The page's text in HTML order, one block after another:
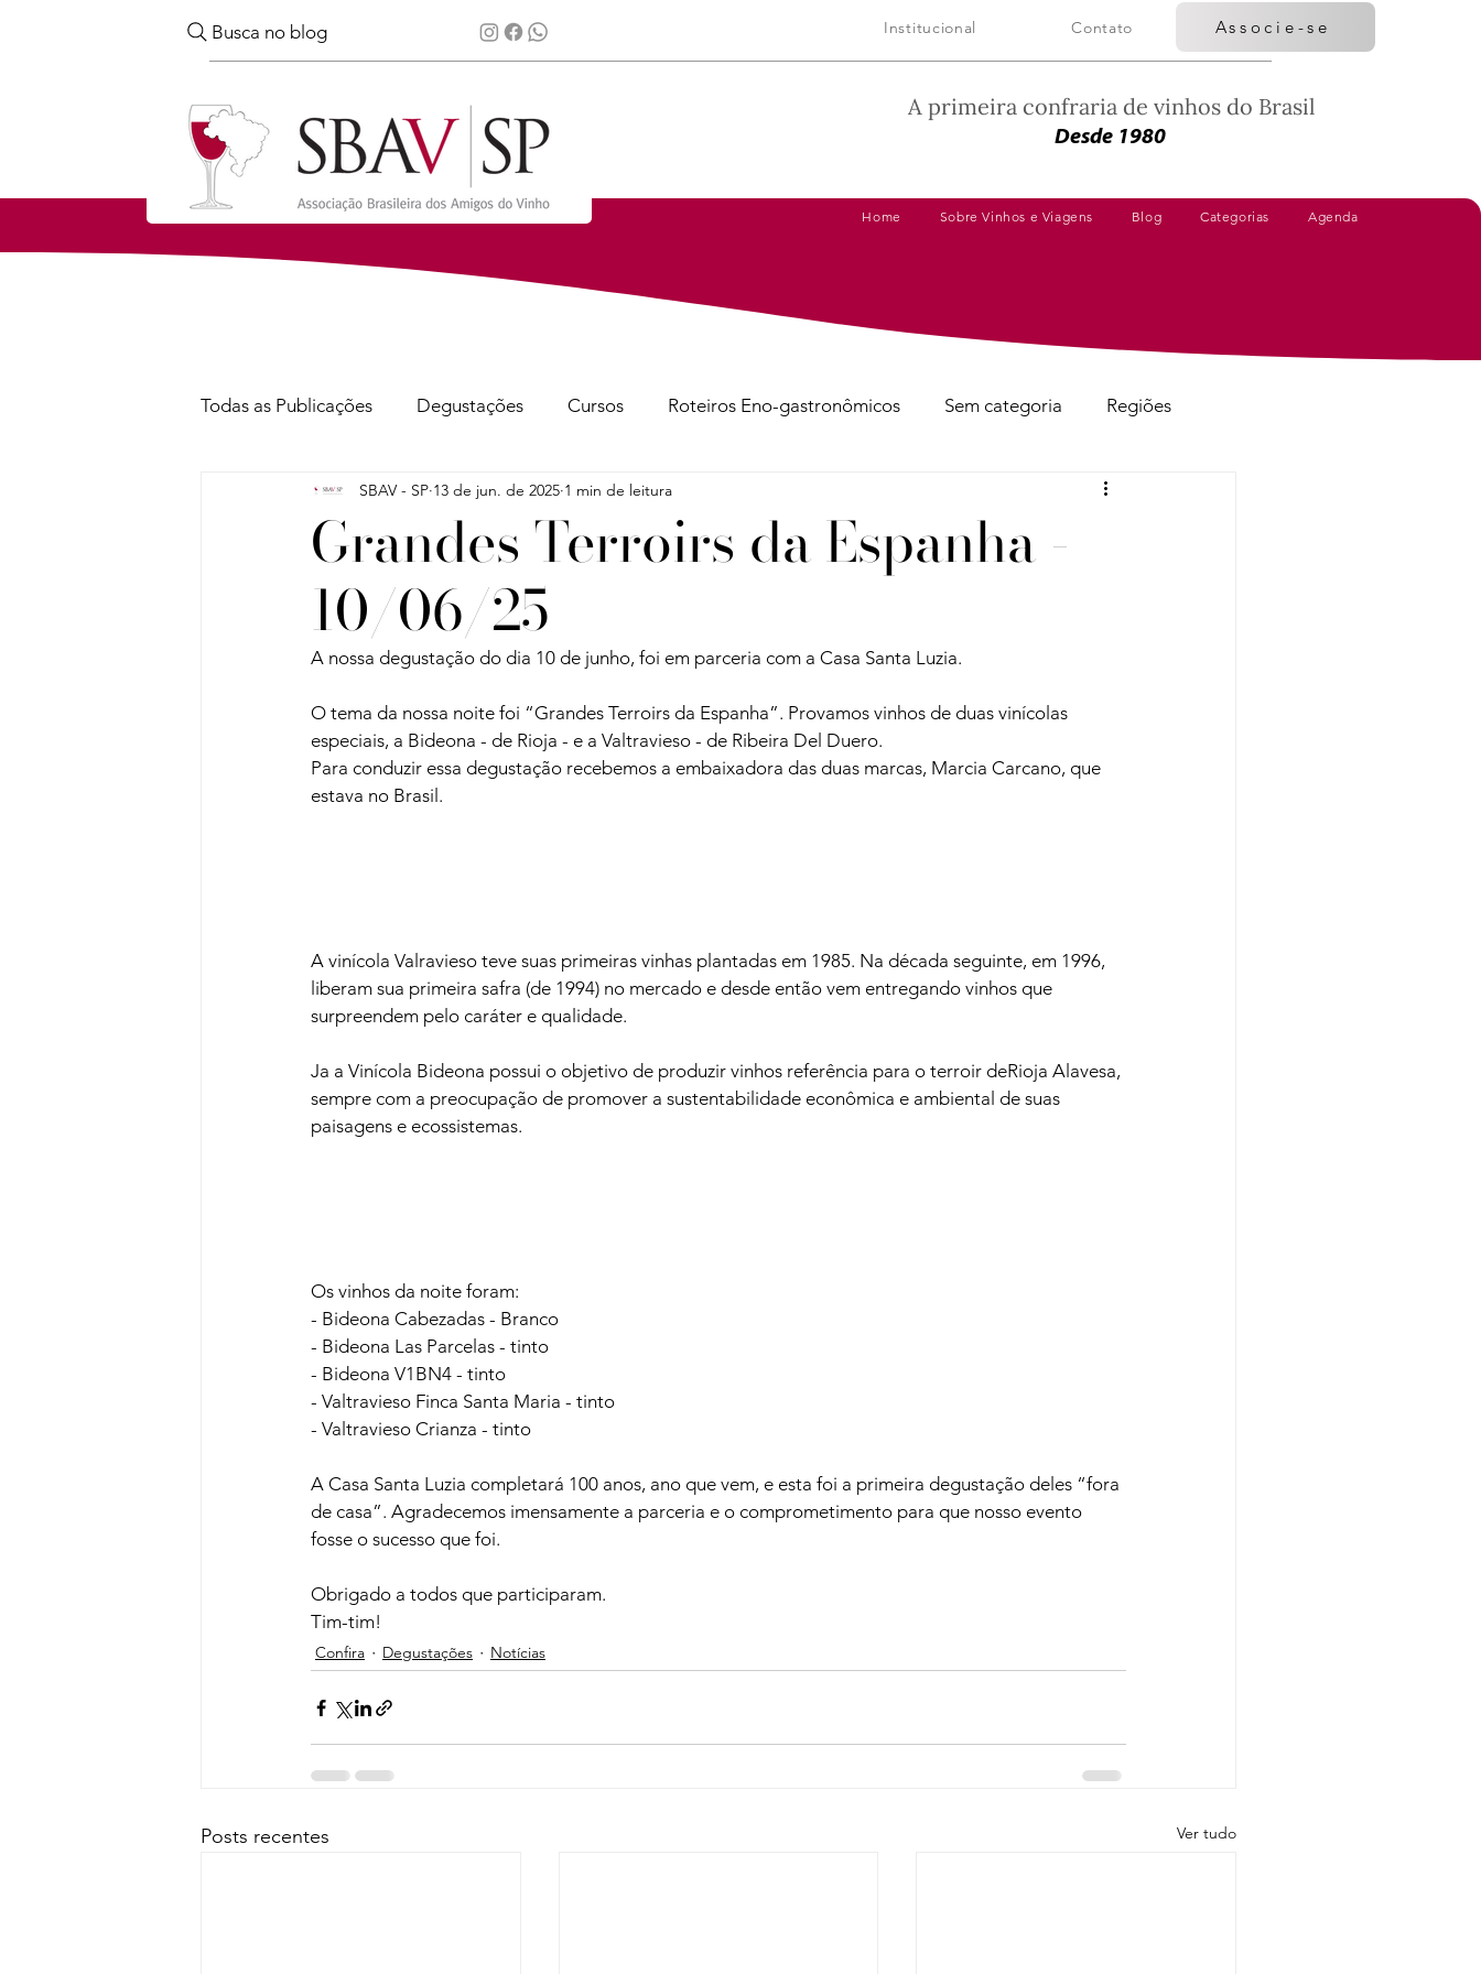
Busca no blog Institucional Contato Associe-se
A primeira confraria de vinhos do Brasil
Desde 1980
Home Sobre Vinhos e Viagens Blog Categorias Agenda
Todas as Publicações Degustações Cursos Roteiros Eno-gastronômicos Sem categoria Regiões
Notícias Viagens Dicas de Harmonização Vinhos Avaliados
Confira
Sobre Vinhos e Viagens
Grandes Terroirs da Espanha -
10/06/25
SBAV - SP 13 de jun. de 2025 1 min de leitura
A nossa degustação do dia 10 de junho, foi em parceria com a Casa Santa Luzia.
O tema da nossa noite foi “Grandes Terroirs da Espanha”. Provamos vinhos de duas vinícolas
especiais, a Bideona - de Rioja - e a Valtravieso - de Ribeira Del Duero.
Para conduzir essa degustação recebemos a embaixadora das duas marcas, Marcia Carcano, que
estava no Brasil.
A vinícola Valravieso teve suas primeiras vinhas plantadas em 1985. Na década seguinte, em 1996,
liberam sua primeira safra (de 1994) no mercado e desde então vem entregando vinhos que
surpreendem pelo caráter e qualidade.
Ja a Vinícola Bideona possui o objetivo de produzir vinhos referência para o terroir deRioja Alavesa,
sempre com a preocupação de promover a sustentabilidade econômica e ambiental de suas
paisagens e ecossistemas.
Os vinhos da noite foram:
- Bideona Cabezadas - Branco
- Bideona Las Parcelas - tinto
- Bideona V1BN4 - tinto
- Valtravieso Finca Santa Maria - tinto
- Valtravieso Crianza - tinto
A Casa Santa Luzia completará 100 anos, ano que vem, e esta foi a primeira degustação deles “fora
de casa”. Agradecemos imensamente a parceria e o comprometimento para que nosso evento
fosse o sucesso que foi.
Obrigado a todos que participaram.
Tim-tim!
Confira Degustações Notícias
Posts recentes Ver tudo